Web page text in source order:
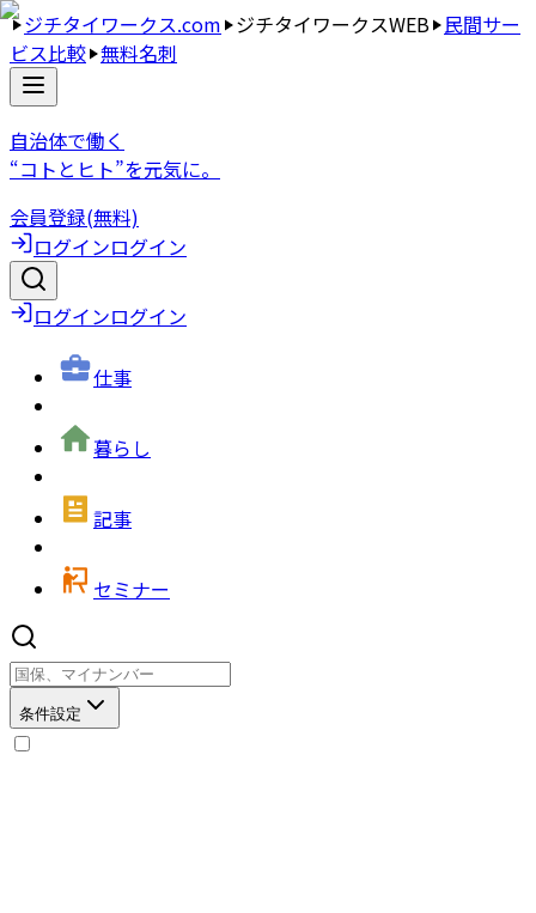
ジチタイワークス.com ジチタイワークスWEB 民間サー
ビス比較 無料名刺
自治体で働く
“コトとヒト”を元気に。
会員登録(無料)
ログインログイン
ログインログイン
仕事
暮らし
記事
セミナー
条件設定